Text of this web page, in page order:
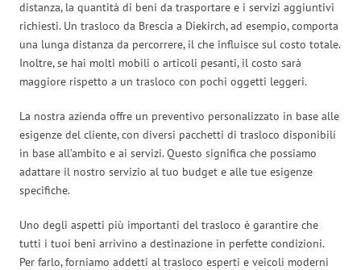
distanza, la quantità di beni da trasportare e i servizi aggiuntivi
richiesti. Un trasloco da Brescia a Diekirch, ad esempio, comporta
una lunga distanza da percorrere, il che influisce sul costo totale.
Inoltre, se hai molti mobili o articoli pesanti, il costo sarà
maggiore rispetto a un trasloco con pochi oggetti leggeri.
La nostra azienda offre un preventivo personalizzato in base alle
esigenze del cliente, con diversi pacchetti di trasloco disponibili
in base all’ambito e ai servizi. Questo significa che possiamo
adattare il nostro servizio al tuo budget e alle tue esigenze
specifiche.
Uno degli aspetti più importanti del trasloco è garantire che
tutti i tuoi beni arrivino a destinazione in perfette condizioni.
Per farlo, forniamo addetti al trasloco esperti e veicoli moderni